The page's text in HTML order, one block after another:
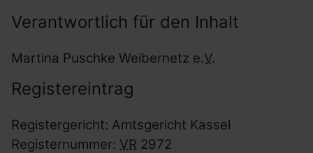
Verantwortlich für den Inhalt
Martina Puschke Weibernetz e.V.
Registereintrag
Registergericht: Amtsgericht Kassel
Registernummer: VR 2972